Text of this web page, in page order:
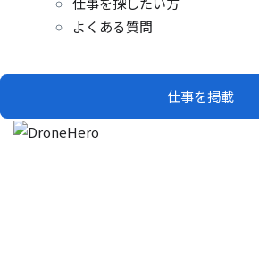
よくある質問
仕事を掲載